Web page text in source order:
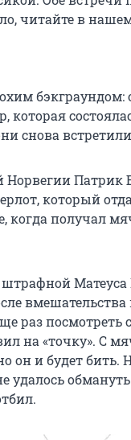
читайте в нашем
бэкграундом:
которая
снова
Патрик
который
когда получал
вмешательства
раз
на «точку». С
он и будет бить.
удалось